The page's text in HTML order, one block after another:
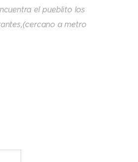
el pueblito los
a metro